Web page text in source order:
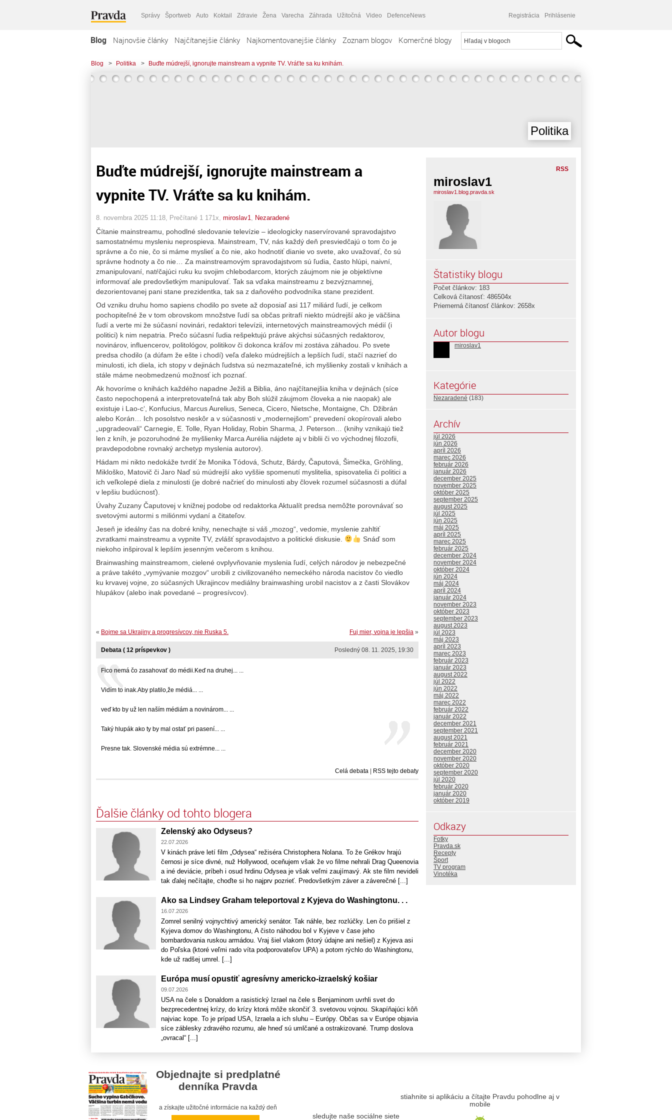
Správy Športweb Auto Koktail Zdravie Žena Varecha Záhrada Užitočná Video DefenceNews Registrácia Prihlásenie
Blog Najnovšie články Najčítanejšie články Najkomentovanejšie články Zoznam blogov Komerčné blogy
Blog > Politika > Buďte múdrejší, ignorujte mainstream a vypnite TV. Vráťte sa ku knihám.
Politika
Buďte múdrejší, ignorujte mainstream a
vypnite TV. Vráťte sa ku knihám.
8. novembra 2025 11:18 , Prečítané 1 171x, miroslav1 Nezaradené
Čítanie mainstreamu, pohodlné sledovanie televízie – ideologicky naservírované spravodajstvo
samostatnému mysleniu neprospieva. Mainstream, TV, nás každý deň presviedčajú o tom čo je
správne a čo nie, čo si máme myslieť a čo nie, ako hodnotiť dianie vo svete, ako uvažovať, čo sú
správne hodnoty a čo nie… Za mainstreamovým spravodajstvom sú ľudia, často hlúpi, naivní,
zmanipulovaní, natŕčajúci ruku ku svojim chlebodarcom, ktorých záujmom nie je objektívne
informovať ale predovšetkým manipulovať. Tak sa vďaka mainstreamu z bezvýznamnej,
dezorientovanej pani stane prezidentka, tak sa z daňového podvodníka stane prezident.
Od vzniku druhu homo sapiens chodilo po svete až doposiaľ asi 117 miliárd ľudí, je celkom
pochopiteľné že v tom obrovskom množstve ľudí sa občas pritrafí niekto múdrejší ako je väčšina
ľudí a verte mi že súčasní novinári, redaktori televízii, internetových mainstreamových médií (i
politici) k nim nepatria. Prečo súčasní ľudia rešpektujú práve akýchsi súčasných redaktorov,
novinárov, influencerov, politológov, politikov či dokonca kráľov mi zostáva záhadou. Po svete
predsa chodilo (a dúfam že ešte i chodí) veľa ďaleko múdrejších a lepších ľudí, stačí nazrieť do
minulosti, ich diela, ich stopy v dejinách ľudstva sú nezmazateľné, ich myšlienky zostali v knihách a
stále máme neobmedzenú možnosť ich poznať.
Ak hovoríme o knihách každého napadne Ježiš a Biblia, áno najčítanejšia kniha v dejinách (síce
často nepochopená a interpretovateľná tak aby Boh slúžil záujmom človeka a nie naopak) ale
existuje i Lao-c‘, Konfucius, Marcus Aurelius, Seneca, Cicero, Nietsche, Montaigne, Ch. Džibrán
alebo Korán… Ich posolstvo neskôr a v súčasnosti v „modernejšom“ prevedení okopírovali alebo
„upgradeovali“ Carnegie, E. Tolle, Ryan Holiday, Robin Sharma, J. Peterson… (knihy vznikajú tiež
len z kníh, je pozoruhodné že myšlienky Marca Aurélia nájdete aj v biblii či vo východnej filozofii,
pravdepodobne rovnaký archetyp myslenia autorov).
Hádam mi nikto nedokáže tvrdiť že Monika Tódová, Schutz, Bárdy, Čaputová, Šimečka, Gröhling,
Mikloško, Matovič či Jaro Naď sú múdrejší ako vyššie spomenutí myslitelia, spisovatelia či politici a
ich veľkolepé diela z minulosti (je dobré načrieť do minulosti aby človek rozumel súčasnosti a dúfal
v lepšiu budúcnosť).
Úvahy Zuzany Čaputovej v knižnej podobe od redaktorka Aktualít predsa nemôžte porovnávať so
svetovými autormi s miliónmi vydaní a čitateľov.
Jeseň je ideálny čas na dobré knihy, nenechajte si váš „mozog“, vedomie, myslenie zahltiť
zvratkami mainstreamu a vypnite TV, zvlášť spravodajstvo a politické diskusie.
Snáď som
niekoho inšpiroval k lepším jesenným večerom s knihou.
Brainwashing mainstreamom, cielené ovplyvňovanie myslenia ľudí, celých národov je nebezpečné
a práve takéto „vymývanie mozgov“ urobili z civilizovaného nemeckého národa nacistov čo viedlo
ku krvavej vojne, zo súčasných Ukrajincov mediálny brainwashing urobil nacistov a z časti Slovákov
hlupákov (alebo inak povedané – progresívcov).
Fuj mier, vojna je lepšia »
« Bojme sa Ukrajiny a progresívcov, nie Ruska 5.
Posledný 08. 11. 2025, 19:30
Debata ( 12 príspevkov )
Fico nemá čo zasahovať do médii.Keď na druhej... ...
Vidím to inak.Aby platilo,že médiá... ...
veď kto by už len naším médiám a novinárom... ...
Taký hlupák ako ty by mal ostať pri pasení... ...
Presne tak. Slovenské média sú extrémne... ...
Celá debata RSS tejto debaty
Ďalšie články od tohto blogera
Zelenský ako Odyseus?
22.07.2026
V kinách práve letí film „Odysea“ režiséra Christophera Nolana. To že Grékov hrajú
černosi je síce divné, nuž Hollywood, oceňujem však že vo filme nehrali Drag Queenovia
a iné deviácie, príbeh i osud hrdinu Odysea je však veľmi zaujímavý. Ak ste film nevideli
tak ďalej nečítajte, choďte si ho najprv pozrieť. Predovšetkým záver a záverečné [...]
Ako sa Lindsey Graham teleportoval z Kyjeva do Washingtonu. . .
16.07.2026
Zomrel senilný vojnychtivý americký senátor. Tak náhle, bez rozlúčky. Len čo prišiel z
Kyjeva domov do Washingtonu, A čisto náhodou bol v Kyjeve v čase jeho
bombardovania ruskou armádou. Vraj šiel vlakom (ktorý údajne ani nešiel) z Kyjeva asi
do Poľska (ktoré veľmi rado víta podporovateľov UPA) a potom rýchlo do Washingtonu,
kde už radšej umrel. [...]
Európa musí opustiť agresívny americko-izraelský košiar
09.07.2026
USA na čele s Donaldom a rasistický Izrael na čele s Benjaminom uvrhli svet do
bezprecedentnej krízy, do krízy ktorá môže skončiť 3. svetovou vojnou. Skapíňajúci kôň
najviac kope. To je prípad USA, Izraela a ich sluhu – Európy. Občas sa v Európe objavia
síce záblesky zdravého rozumu, ale hneď sú umlčané a ostrakizované. Trump doslova
„ovracal“ [...]
RSS
miroslav1
miroslav1.blog.pravda.sk
Štatistiky blogu
Počet článkov: 183
Celková čítanosť: 486504x
Priemerná čítanosť článkov: 2658x
Autor blogu
miroslav1
Kategórie
Nezaradené (183)
Archív
júl 2026
jún 2026
apríl 2026
marec 2026
február 2026
január 2026
december 2025
november 2025
október 2025
september 2025
august 2025
júl 2025
jún 2025
máj 2025
apríl 2025
marec 2025
február 2025
december 2024
november 2024
október 2024
jún 2024
máj 2024
apríl 2024
január 2024
november 2023
október 2023
september 2023
august 2023
júl 2023
máj 2023
apríl 2023
marec 2023
február 2023
január 2023
august 2022
júl 2022
jún 2022
máj 2022
marec 2022
február 2022
január 2022
december 2021
september 2021
august 2021
február 2021
december 2020
november 2020
október 2020
september 2020
júl 2020
február 2020
január 2020
október 2019
Odkazy
Fotky
Pravda.sk
Recepty
Šport
TV program
Vinotéka
Objednajte si predplatné
denníka Pravda
a získajte užitočné informácie na každý deň
sledujte naše sociálne siete
stiahnite si aplikáciu a čítajte Pravdu pohodlne aj v
mobile